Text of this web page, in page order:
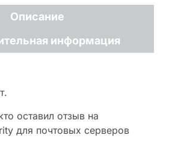
Описание
информация
оставил отзыв на
для почтовых серверов